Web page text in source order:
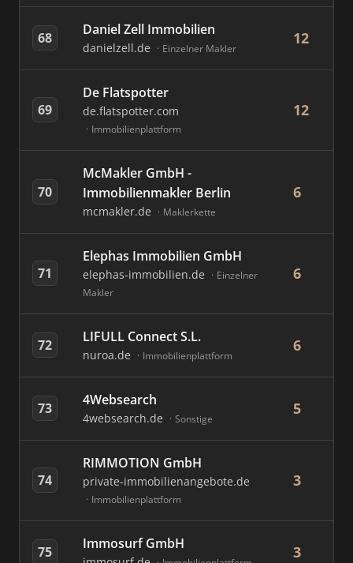
68 Daniel Zell Immobilien
danielzell.de Einzelner Makler
12
69
De Flatspotter
de.flatspotter.com
Immobilienplattform
12
70
McMakler GmbH -
Immobilienmakler Berlin
mcmakler.de Maklerkette
6
71
Elephas Immobilien GmbH
elephas-immobilien.de
Einzelner
Makler
6
72 LIFULL Connect S.L.
nuroa.de Immobilienplattform
6
73 4Websearch
4websearch.de Sonstige
5
74
RIMMOTION GmbH
private-immobilienangebote.de
Immobilienplattform
3
75 Immosurf GmbH 3